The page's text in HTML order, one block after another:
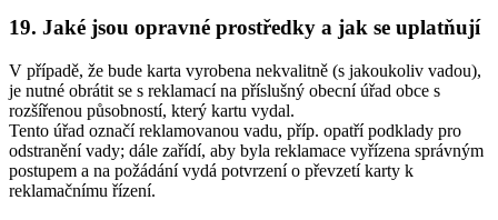
19. Jaké jsou opravné prostředky a jak se uplatňují
V případě, že bude karta vyrobena nekvalitně (s jakoukoliv vadou),
je nutné obrátit se s reklamací na příslušný obecní úřad obce s
rozšířenou působností, který kartu vydal.
Tento úřad označí reklamovanou vadu, příp. opatří podklady pro
odstranění vady; dále zařídí, aby byla reklamace vyřízena správným
postupem a na požádání vydá potvrzení o převzetí karty k
reklamačnímu řízení.